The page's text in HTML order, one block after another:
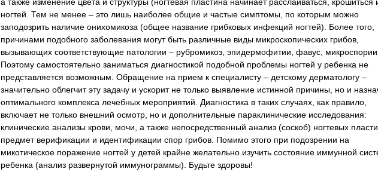
ногтей. Тем не менее – это лишь наиболее общие и частые симптомы, по которым можно
заподозрить наличие онихомикоза (общее название грибковых инфекций ногтей). Более того,
причинами подобного заболевания могут быть различные виды микроскопических грибов,
вызывающих соответствующие патологии – рубромикоз, эпидермофитии, фавус, микроспории
Поэтому самостоятельно заниматься диагностикой подобной проблемы ногтей у ребенка не
представляется возможным. Обращение на прием к специалисту – детскому дерматологу –
значительно облегчит эту задачу и ускорит не только выявление истинной причины, но и
оптимального комплекса лечебных мероприятий. Диагностика в таких случаях, как правило,
включает не только внешний осмотр, но и дополнительные параклинические исследования:
клинические анализы крови, мочи, а также непосредственный анализ (соскоб) ногтевых
предмет верификации и идентификации спор грибов. Помимо этого при подозрении на
микотическое поражение ногтей у детей крайне желательно изучить состояние иммунной
ребенка (анализ развернутой иммунограммы). Будьте здоровы!